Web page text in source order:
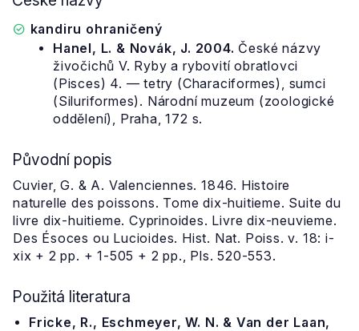
kandiru ohraničený
Hanel, L. & Novák, J. 2004. České názvy
živočichů V. Ryby a rybovití obratlovci
(Pisces) 4. — tetry (Characiformes), sumci
(Siluriformes). Národní muzeum (zoologické
oddělení), Praha, 172 s.
Původní popis
Cuvier, G. & A. Valenciennes. 1846. Histoire
naturelle des poissons. Tome dix-huitieme. Suite du
livre dix-huitieme. Cyprinoides. Livre dix-neuvieme.
Des Ésoces ou Lucioides. Hist. Nat. Poiss. v. 18: i-
xix + 2 pp. + 1-505 + 2 pp., Pls. 520-553.
Použitá literatura
Fricke, R., Eschmeyer, W. N. & Van der Laan,